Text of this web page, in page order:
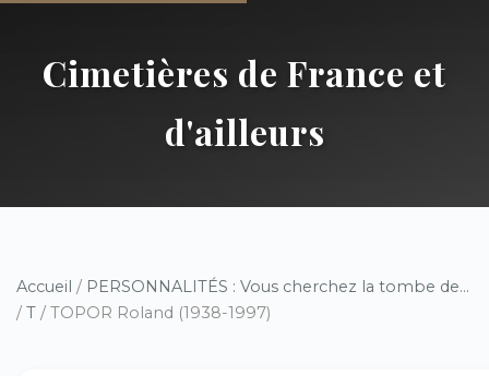
Cimetières de France et
d'ailleurs
Accueil / PERSONNALITÉS : Vous cherchez la tombe de...
/ T / TOPOR Roland (1938-1997)